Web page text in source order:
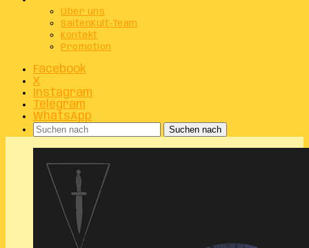
Über uns
SaitenKult-Team
Kontakt
Promotion
Facebook
X
Instagram
Telegram
WhatsApp
Suchen nach